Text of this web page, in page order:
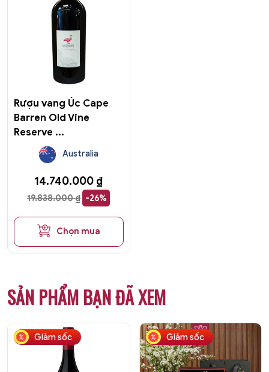
Rượu vang Úc Cape
Barren Old Vine
Reserve ...
Australia
19.838.000₫ -26%
14.740.000 ₫
Chọn mua
SẢN PHẨM BẠN ĐÃ XEM
Giảm sốc Giảm sốc